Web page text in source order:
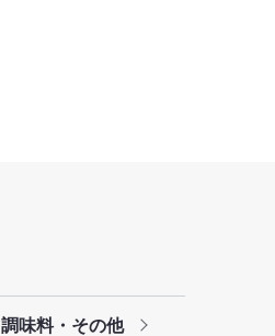
調味料・その他